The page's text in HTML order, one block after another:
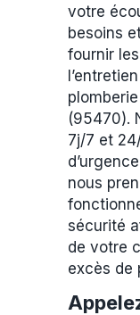
votre
besoins
fournir
(95470).
7j/7 et
nous
sécurité
de votre
excès de